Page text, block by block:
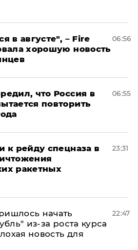
в августе", – Fire
хорошую новость
06:56
что Россия в
повторить
06:55
к рейду спецназа в
ракетных
23:31
начать
из-за роста курса
новость для
22:47